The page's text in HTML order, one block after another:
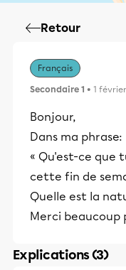
Retour
Français
Secondaire 1 • 1
Bonjour,
Dans ma phrase:
« Qu'est-ce que
cette fin de
Quelle est la
Merci beaucoup
Explications (3)